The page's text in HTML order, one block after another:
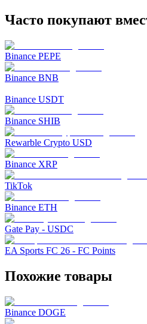
Часто покупают
Binance PEPE
Binance BNB
Binance USDT
Binance SHIB
Rewarble Crypto USD
Binance XRP
TikTok
Binance ETH
Gate Pay - USDC
EA Sports FC 26 - FC Points
Похожие товары
Binance DOGE